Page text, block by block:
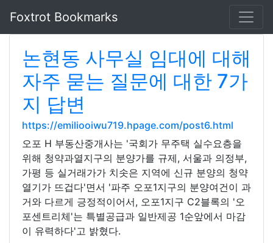
Foxtrot Bookmarks
논현동 사무실 임대에 대해
자주 묻는 질문에 대한 7가
지 답변
https://emiliooiwu719.hpage.com/post6.html
오포 H 부동산중개사는 '국회가 무주택 실수요층을
위해 청약과열지구의 분양가를 규제, 서울과 의정부,
가평 등 실거래가가 치솟은 지역에 신규 분양의 청약
열기가 뜨겁다'면서 '파주 오포1지구의 분양여건이 과
거와 다르게 긍정적이어서, 오포1지구 C2블록의 '오
포센트리체'는 특별공급과 일반제공 1순앞에서 마감
이 유력하다'고 밝혔다.